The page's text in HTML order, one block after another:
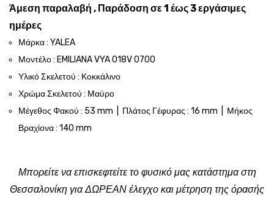
Άμεση παραλαβή , Παράδοση σε 1 έως 3 εργάσιμες
ημέρες
Μάρκα : YALEA
Μοντέλο : EMILIANA VYA 018V 0700
Υλικό Σκελετού : Κοκκάλινο
Χρώμα Σκελετού : Μαύρο
Μέγεθος Φακού : 53 mm | Πλάτος Γέφυρας : 16 mm | Μήκος
Βραχίονα : 140 mm
Μπορείτε να επισκεφτείτε το φυσικό μας κατάστημα στη
Θεσσαλονίκη για ΔΩΡΕΑΝ έλεγχο και μέτρηση της όρασής